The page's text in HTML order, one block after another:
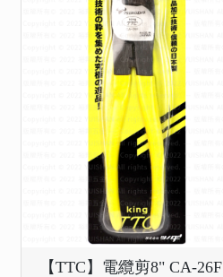
【TTC】電纜剪8" CA-26F